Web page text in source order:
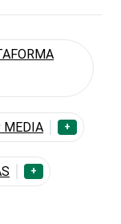
MEDIA +
+